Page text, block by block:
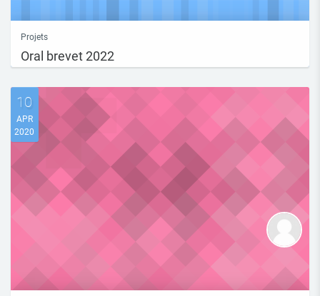
Projets
Oral brevet 2022
10
APR
2020